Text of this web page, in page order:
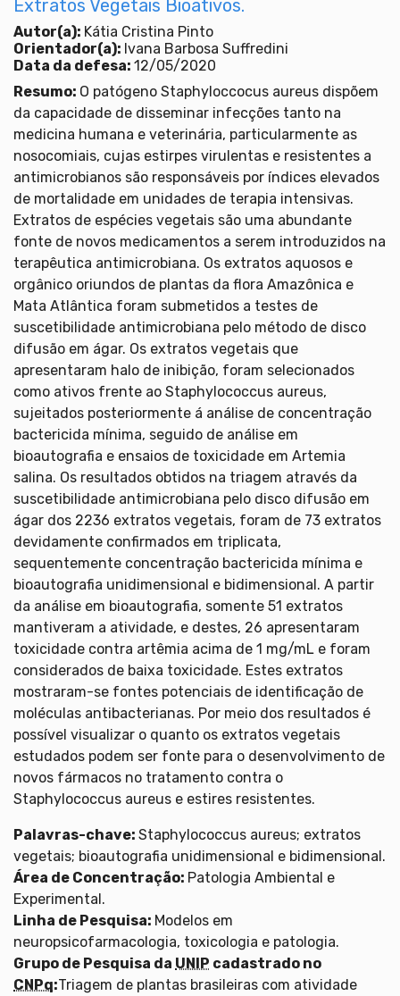
Extratos Vegetais Bioativos.
Autor(a): Kátia Cristina Pinto
Orientador(a): Ivana Barbosa Suffredini
Data da defesa: 12/05/2020
Resumo: O patógeno Staphyloccocus aureus dispõem
da capacidade de disseminar infecções tanto na
medicina humana e veterinária, particularmente as
nosocomiais, cujas estirpes virulentas e resistentes a
antimicrobianos são responsáveis por índices elevados
de mortalidade em unidades de terapia intensivas.
Extratos de espécies vegetais são uma abundante
fonte de novos medicamentos a serem introduzidos na
terapêutica antimicrobiana. Os extratos aquosos e
orgânico oriundos de plantas da flora Amazônica e
Mata Atlântica foram submetidos a testes de
suscetibilidade antimicrobiana pelo método de disco
difusão em ágar. Os extratos vegetais que
apresentaram halo de inibição, foram selecionados
como ativos frente ao Staphylococcus aureus,
sujeitados posteriormente á análise de concentração
bactericida mínima, seguido de análise em
bioautografia e ensaios de toxicidade em Artemia
salina. Os resultados obtidos na triagem através da
suscetibilidade antimicrobiana pelo disco difusão em
ágar dos 2236 extratos vegetais, foram de 73 extratos
devidamente confirmados em triplicata,
sequentemente concentração bactericida mínima e
bioautografia unidimensional e bidimensional. A partir
da análise em bioautografia, somente 51 extratos
mantiveram a atividade, e destes, 26 apresentaram
toxicidade contra artêmia acima de 1 mg/mL e foram
considerados de baixa toxicidade. Estes extratos
mostraram-se fontes potenciais de identificação de
moléculas antibacterianas. Por meio dos resultados é
possível visualizar o quanto os extratos vegetais
estudados podem ser fonte para o desenvolvimento de
novos fármacos no tratamento contra o
Staphylococcus aureus e estires resistentes.
Palavras-chave: Staphylococcus aureus; extratos
vegetais; bioautografia unidimensional e bidimensional.
Área de Concentração: Patologia Ambiental e
Experimental.
Linha de Pesquisa: Modelos em
neuropsicofarmacologia, toxicologia e patologia.
Grupo de Pesquisa da UNIP cadastrado no
CNPq:Triagem de plantas brasileiras com atividade